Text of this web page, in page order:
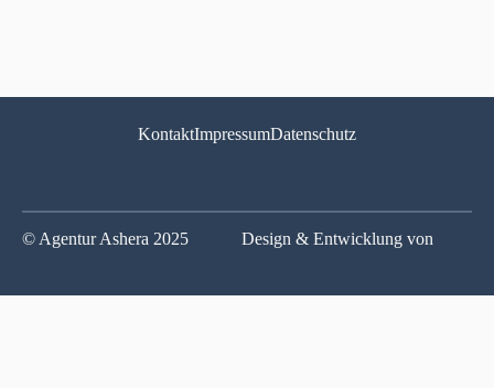
KontaktImpressumDatenschutz
© Agentur Ashera 2025 Design & Entwicklung von